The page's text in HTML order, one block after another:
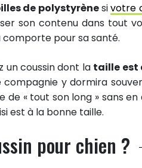
de polystyrènesivotre
son contenu dans tout
comporte pour sa santé.
un coussin dont la taille est
y dormira
« tout son long » sans
est à la bonne taille.
pour chien ?